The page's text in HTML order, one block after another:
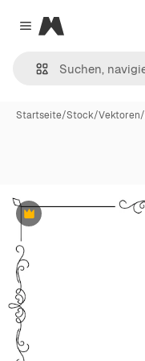
Close menu
Magnific
Startseite/Stock/Vektoren/
Premium